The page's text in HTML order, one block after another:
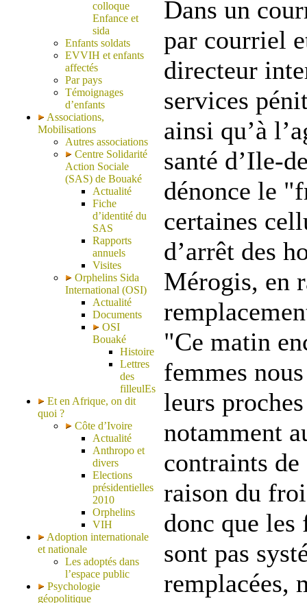
colloque
Enfance et
sida
Enfants soldats
EVVIH et enfants
affectés
Par pays
Témoignages
d’enfants
Associations,
Mobilisations
Autres associations
Centre Solidarité
Action Sociale
(SAS) de Bouaké
Actualité
Fiche
d’identité du
SAS
Rapports
annuels
Visites
Orphelins Sida
International (OSI)
Actualité
Documents
OSI
Bouaké
Histoire
Lettres
des
filleulEs
Et en Afrique, on dit
quoi ?
Côte d’Ivoire
Actualité
Anthropo et
divers
Elections
présidentielles
2010
Orphelins
VIH
Adoption internationale
et nationale
Les adoptés dans
l’espace public
Psychologie
géopolitique
Dans un
par courriel
directeur
services
ainsi qu’à
santé d’Ile-
dénonce le
certaines
d’arrêt des
Mérogis, en
"Ce matin
femmes
leurs
notamment
contraints
raison du
donc que les
sont pas
remplacées,